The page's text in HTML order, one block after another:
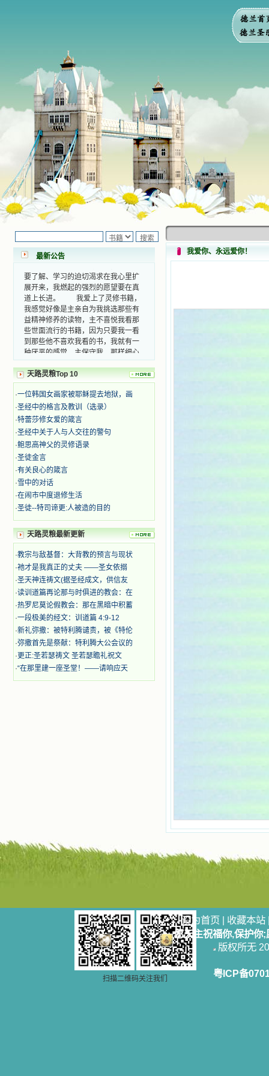
最新公告
小德兰爱心书屋最新公告 有一天，我
做了一个奇怪的梦，至今让我难忘。
梦中，我看到一本打开的用石头做的
书，我用舌头去舔它，觉得有一种甜
味，我就更用力去舔，最后从这本书
里流出活水来了。从那以后，一种想
要了解、学习的迫切渴求在我心里扩
展开来，我燃起的强烈的愿望要在真
道上长进。 我爱上了灵修书籍，
我感觉好像是主亲自为我挑选那些有
益精神修养的读物，主不喜悦我看那
些世面流行的书籍，因为只要我一看
到那些他不喜欢我看的书，我就有一
种厌恶的感觉。主保守我，那样细心
地防护着我，从那以后我从未读过一
本不良的书籍。 善良的书使人向
善，这些圣人的作品，渐渐地印在了
我的脑子里。读这些圣书时，我思潮
汹涌起伏，欣喜不能自已。书中谈到
这些圣人们如何在与主的交往中得到
灵命的更新，德行的馨香如何上达天
庭。啊，在这世上曾住过那么多热心
的圣人，为了传播福音，他们告别亲
人，舍下了他们手中的一切，轻快地
踏上了异国他乡，到没有人知道真神
的世界里去。啊，若不是主的引领，
我可能到死还不认识他们呢！ 我
的心灵从主给我的这些圣人的言行中
选取了最美的色彩；当他们的一生在
我面前展开时，我是多么的惊奇、兴
奋啊！当我读到他们为主而受人逼
迫、凌辱，为将福音广传而被人追杀
时，我为他们的在天之灵祈祷，我哭
着，为自已的同胞带给他们的苦难而
哀号。我一遍遍地重读那一行行被我
的斑斑泪痕弄得模糊不清的字句，那
些被主的爱火所燃烧而离开家乡来到
中国的传教士，我多么爱你们啊！我
心中流淌着多少感激的泪水。 他
们受苦却觉得喜乐，因为他们爱主，
他们感到能为主受一点苦是多么喜乐
的事。他们受苦时仍在唱着感谢的
歌，因他们无法不称颂主，因主使他
们的心灵洋溢了快乐；他们激发了我
人圣女，内心隐藏着来自天上光照的
各种宝藏，听他们对悦主的甜蜜喁
语，我也陶醉了。主藉着这些书籍慢
气过，甚至埋怨天主不用祂的全能让
我立刻成圣。但是主让我明白，灵命
的成长需要时间，成长是渐进的，农
民等待稻谷的长成需要整个季节，才
能品尝丰收的喜悦，我也要有谦卑受
教的态度才能接受主的话语，要让这
些圣言成为血肉（果实），是需要时
天路灵粮Top 10
·一位韩国女画家被耶稣提去地狱，画
·圣经中的格言及教训（选录）
·特蕾莎修女爱的箴言
·圣经中关于人与人交往的警句
·鲍思高神父的灵修语录
·圣徒金言
·有关良心的箴言
·雪中的对话
·在闹市中度退修生活
·圣徒--特司谛更:人被造的目的
天路灵粮最新更新
·教宗与敌基督：大背教的预言与现状
·祂才是我真正的丈夫 ——圣女依搦
·圣天神连祷文(据圣经成文，供信友
·读训道篇再论那与时俱进的教会：在
·热罗尼莫论假教会：那在黑暗中积蓄
·一段极美的经文：训道篇 4:9-12
·新礼弥撒：被特利腾谴责，被《特伦
·弥撒首先是祭献：特利腾大公会议的
·更正:圣若瑟祷文 圣若瑟瞻礼祝文
·“在那里建一座圣堂！——请响应天
我爱你、永远爱你！
扫描二维码关注我们
设为首页 | 收藏本站
愿天主祝福你,保护你
版权所无
粤ICP备